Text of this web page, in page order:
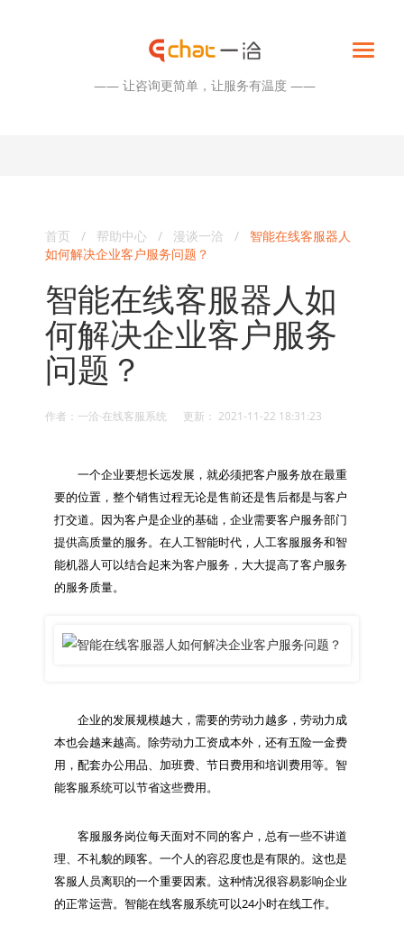
—— 让咨询更简单，让服务有温度 ——
首页 / 帮助中心 / 漫谈一洽 / 智能在线客服器人
如何解决企业客户服务问题？
智能在线客服器人如
何解决企业客户服务
问题？
作者：一洽·在线客服系统 更新： 2021-11-22 18:31:23
一个企业要想长远发展，就必须把客户服务放在最重
要的位置，整个销售过程无论是售前还是售后都是与客户
打交道。因为客户是企业的基础，企业需要客户服务部门
提供高质量的服务。在人工智能时代，人工客服服务和智
能机器人可以结合起来为客户服务，大大提高了客户服务
企业的发展规模越大，需要的劳动力越多，劳动力成
本也会越来越高。除劳动力工资成本外，还有五险一金费
用，配套办公用品、加班费、节日费用和培训费用等。智
客服服务岗位每天面对不同的客户，总有一些不讲道
理、不礼貌的顾客。一个人的容忍度也是有限的。这也是
客服人员离职的一个重要因素。这种情况很容易影响企业